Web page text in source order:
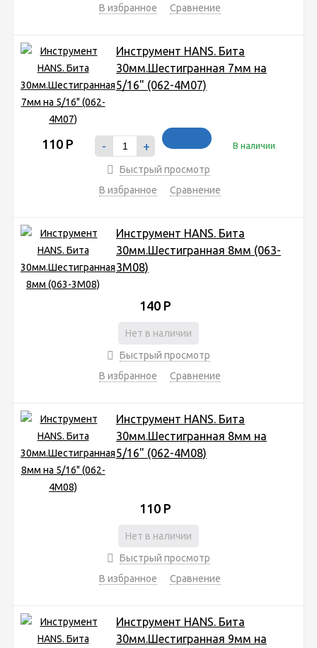
В избранное Сравнение
Инструмент HANS. Бита
30мм.Шестигранная 7мм на
5/16" (062-4М07)
110 Р - + В наличии
Быстрый просмотр
В избранное
Сравнение
Инструмент HANS. Бита
30мм.Шестигранная 8мм (063-
3М08)
140 Р
Нет в наличии
Быстрый просмотр
В избранное
Сравнение
Инструмент HANS. Бита
30мм.Шестигранная 8мм на
5/16" (062-4М08)
110 Р
Нет в наличии
Быстрый просмотр
В избранное
Сравнение
Инструмент HANS. Бита
30мм.Шестигранная 9мм на